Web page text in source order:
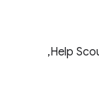
צ'אט בזמן אמת (Intercom, ‏ Drift, ‏ Help Scout, ‏